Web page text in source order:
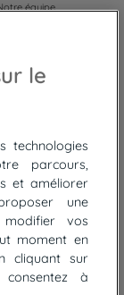
équipe
le
technologies
parcours,
et améliorer
une
modifier vos
moment en
cliquant sur
à